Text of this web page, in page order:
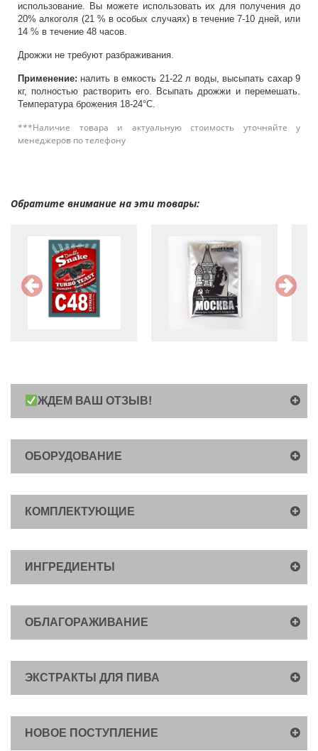
использование. Вы можете использовать их для получения до
20% алкоголя (21 % в особых случаях) в течение 7-10 дней, или
14 % в течение 48 часов.
Дрожжи не требуют разбраживания.
Применение: налить в емкость 21-22 л воды, высыпать сахар 9
кг, полностью растворить его. Всыпать дрожжи и перемешать.
Температура брожения 18-24°С.
***Наличие товара и актуальную стоимость уточняйте у
менеджеров по телефону
Обратите внимание на эти товары:
ЖДЕМ ВАШ ОТЗЫВ!
ОБОРУДОВАНИЕ
КОМПЛЕКТУЮЩИЕ
ИНГРЕДИЕНТЫ
ОБЛАГОРАЖИВАНИЕ
ЭКСТРАКТЫ ДЛЯ ПИВА
НОВОЕ ПОСТУПЛЕНИЕ